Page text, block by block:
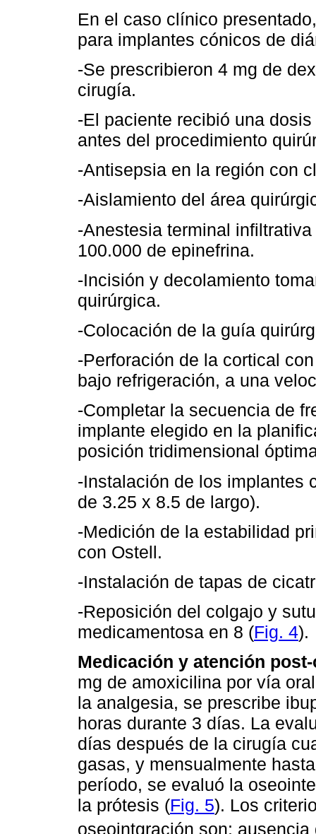
En el caso clínico
para implantes cónicos de
-Se prescribieron 4 mg de
cirugía.
-El paciente recibió una
antes del procedimiento
-Antisepsia en la región con
-Aislamiento del área
-Anestesia terminal
100.000 de epinefrina.
-Incisión y decolamiento
quirúrgica.
-Colocación de la guía
-Perforación de la cortical
bajo refrigeración, a una
-Completar la secuencia de
implante elegido en la
posición tridimensional
-Instalación de los implantes
de 3.25 x 8.5 de largo).
-Medición de la estabilidad
con Ostell.
-Instalación de tapas de
-Reposición del colgajo y
medicamentosa en 8 (Fig. 4).
Medicación y atención
mg de amoxicilina por vía
la analgesia, se prescribe
horas durante 3 días. La
días después de la cirugía
gasas, y mensualmente
período, se evaluó la
la prótesis (Fig. 5). Los
oseointgración son: